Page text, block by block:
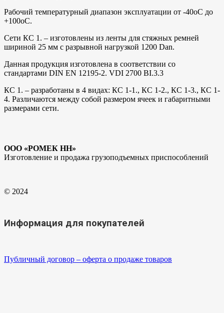
Рабочий температурный диапазон эксплуатации от -40оС до
+100оС.
Сети КС 1. – изготовлены из ленты для стяжных ремней
шириной 25 мм с разрывной нагрузкой 1200 Dan.
Данная продукция изготовлена в соответствии со
стандартами DIN EN 12195-2. VDI 2700 BI.3.3
КС 1. – разработаны в 4 видах: КС 1-1., КС 1-2., КС 1-3., КС 1-
4. Различаются между собой размером ячеек и габаритными
размерами сети.
ООО «РОМЕК НН»
Изготовление и продажа грузоподъемных приспособлений
© 2024
Информация для покупателей
Публичный договор – оферта о продаже товаров